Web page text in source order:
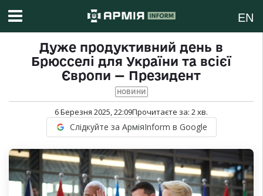
EN
Дуже продуктивний день в
Брюсселі для України та всієї
Європи — Президент
НОВИНИ
6 Березня 2025, 22:09Прочитаєте за: 2хв.
Слідкуйте за АрміяInform в Google